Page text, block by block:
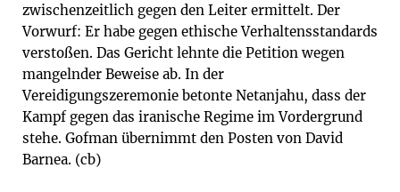
zwischenzeitlich gegen den Leiter ermittelt. Der
Vorwurf: Er habe gegen ethische Verhaltensstandards
verstoßen. Das Gericht lehnte die Petition wegen
mangelnder Beweise ab. In der
Vereidigungszeremonie betonte Netanjahu, dass der
Kampf gegen das iranische Regime im Vordergrund
stehe. Gofman übernimmt den Posten von David
Barnea. (cb)